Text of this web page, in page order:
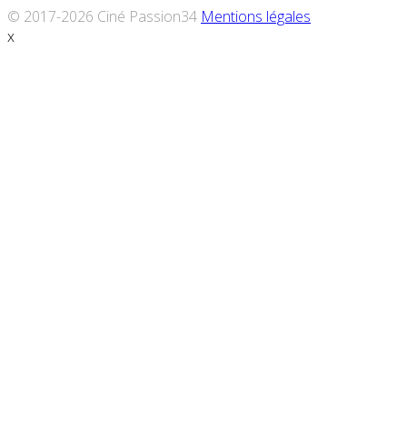
© 2017-2026 Ciné Passion34 Mentions légales
x